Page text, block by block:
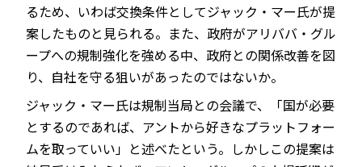
るため、いわば交換条件としてジャック・マー氏が提
案したものと見られる。また、政府がアリババ・グル
ープへの規制強化を強める中、政府との関係改善を図
り、自社を守る狙いがあったのではないか。
ジャック・マー氏は規制当局との会議で、「国が必要
とするのであれば、アントから好きなプラットフォー
ムを取っていい」と述べたという。しかしこの提案は